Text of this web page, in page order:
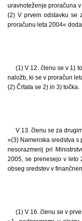
uravnoteženje proračuna v
(2) V prvem odstavku se
proračunu leta 2004«
(1) V 12. členu se v 1)
naložb, ki se v proračun
(2) Črtata se 2) in 3) točka.
V 13. členu se za
»(3) Namenska sredstva
nesorazmerij pri
2005, se prenesejo v leto
obseg sredstev v
(1) V 16. členu se v